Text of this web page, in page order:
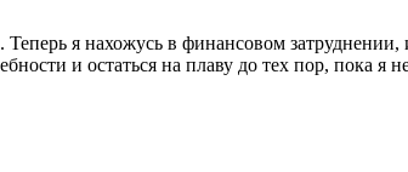
Теперь я нахожусь в финансовом
и остаться на плаву до тех пор, пока я